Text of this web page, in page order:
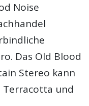
Noise
Das Old Blood
Stereo kann
Terracotta und